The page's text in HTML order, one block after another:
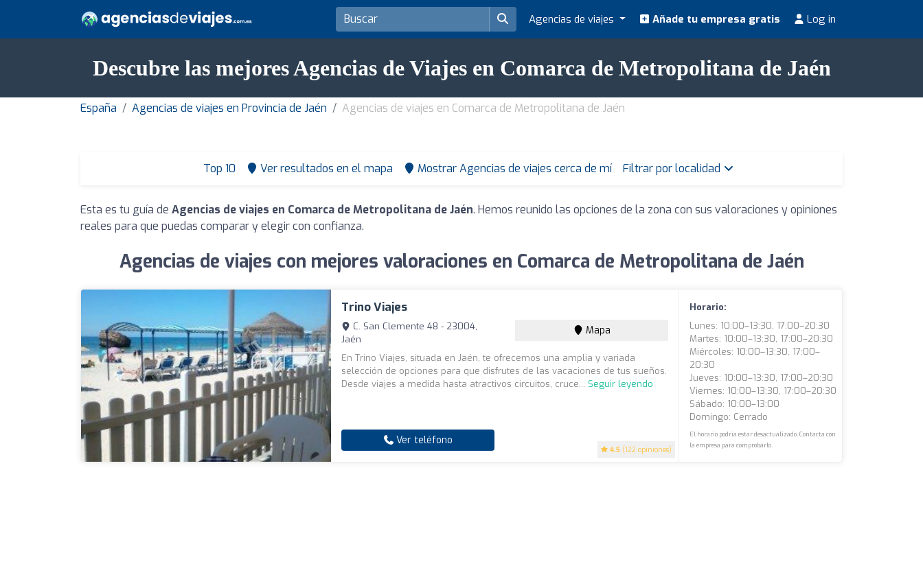
Agencias de viajes Añade tu empresa gratis Log in
Descubre las mejores Agencias de Viajes en Comarca de Metropolitana de Jaén
España Agencias de viajes en Provincia de Jaén Agencias de viajes en Comarca de Metropolitana de Jaén
Top 10 Ver resultados en el mapa Mostrar Agencias de viajes cerca de mí Filtrar por localidad
Esta es tu guía de Agencias de viajes en Comarca de Metropolitana de Jaén. Hemos reunido las opciones de la zona con sus valoraciones y opiniones
reales para que puedas comparar y elegir con confianza.
Agencias de viajes con mejores valoraciones en Comarca de Metropolitana de Jaén
Trino Viajes
4.5 (122 opiniones)
C. San Clemente 48 - 23004,
Jaén
Mapa
En Trino Viajes, situada en Jaén, te ofrecemos una amplia y variada
selección de opciones para que disfrutes de las vacaciones de tus sueños.
Desde viajes a medida hasta atractivos circuitos, cruce... Seguir leyendo
Ver teléfono
Horario:
Lunes: 10:00–13:30, 17:00–20:30
Martes: 10:00–13:30, 17:00–20:30
Miércoles: 10:00–13:30, 17:00–
20:30
Jueves: 10:00–13:30, 17:00–20:30
Viernes: 10:00–13:30, 17:00–20:30
Sábado: 10:00–13:00
Domingo: Cerrado
El horario podría estar desactualizado. Contacta con
la empresa para comprobarlo.